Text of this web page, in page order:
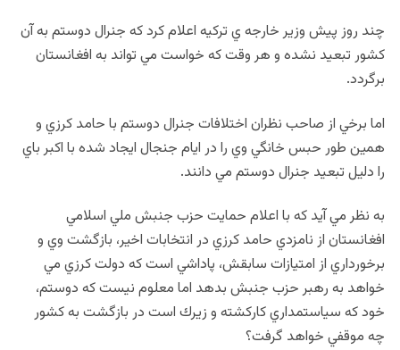
چند روز پيش وزير خارجه ي تركيه اعلام كرد كه جنرال دوستم به آن
كشور تبعيد نشده و هر وقت كه خواست مي تواند به افغانستان
برگردد.
اما برخي از صاحب نظران اختلافات جنرال دوستم با حامد كرزي و
همين طور حبس خانگي وي را در ايام جنجال ايجاد شده با اكبر باي
را دليل تبعيد جنرال دوستم مي دانند.
به نظر مي آيد كه با اعلام حمايت حزب جنبش ملي اسلامي
افغانستان از نامزدي حامد كرزي در انتخابات اخير، بازگشت وي و
برخورداري از امتيازات سابقش، پاداشي است كه دولت كرزي مي
خواهد به رهبر حزب جنبش بدهد اما معلوم نيست كه دوستم،
خود كه سياستمداري كاركشته و زيرك است در بازگشت به كشور
چه موقفي خواهد گرفت؟